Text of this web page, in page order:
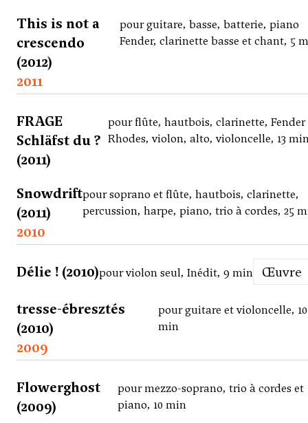
This is not a
crescendo
(2012)
pour guitare, basse, batterie, piano
Fender, clarinette basse et chant, 5
2011
FRAGE
Schläfst du ?
(2011)
pour flûte, hautbois, clarinette, Fender
Rhodes, violon, alto, violoncelle, 13
Snowdrift
(2011)
pour soprano et flûte, hautbois, clarinette,
percussion, harpe, piano, trio à cordes, 25
2010
Délie ! (2010)pour violon seul, Inédit, 9 min Œuvre
tresse-ébresztés
(2010)
pour guitare et violoncelle, 10
min
2009
Flowerghost
(2009)
pour mezzo-soprano, trio à cordes et
piano, 10 min